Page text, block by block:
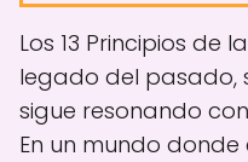
Los 13 Principios de
legado del pasado,
sigue resonando
En un mundo